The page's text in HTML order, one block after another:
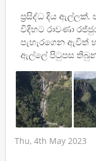
ප්‍රසිද්ධ දිය ඇල්ලක්.
විදිහට රාවණා
පැහැරගෙන ඇවිත්
ඇල්ලේ පිටුපස
Thu, 4th May 2023